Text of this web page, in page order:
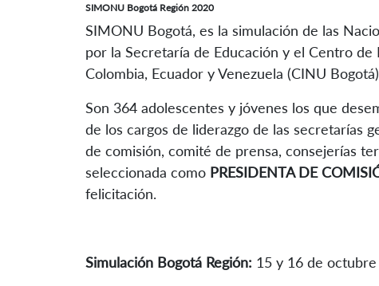
SIMONU Bogotá Región 2020
SIMONU Bogotá, es la simulación de las
por la Secretaría de Educación y el Centro
Colombia, Ecuador y Venezuela (CINU
Son 364 adolescentes y jóvenes los que
de los cargos de liderazgo de las secretarías
de comisión, comité de prensa, consejerías
seleccionada como PRESIDENTA DE
felicitación.
Simulación Bogotá Región: 15 y 16 de octubre